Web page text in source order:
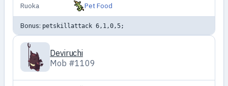
Ruoka
Pet Food
Bonus: petskillattack 6,1,0,5;
Deviruchi
Mob #1109